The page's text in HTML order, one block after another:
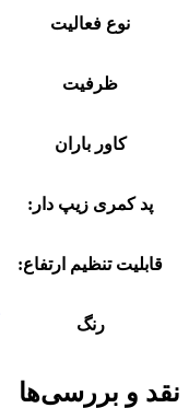
نوع فعالیت
ظرفیت
کاور باران
پد کمری زیپ دار:
قابلیت تنظیم ارتفاع:
رنگ
نقد و بررسی‌ها